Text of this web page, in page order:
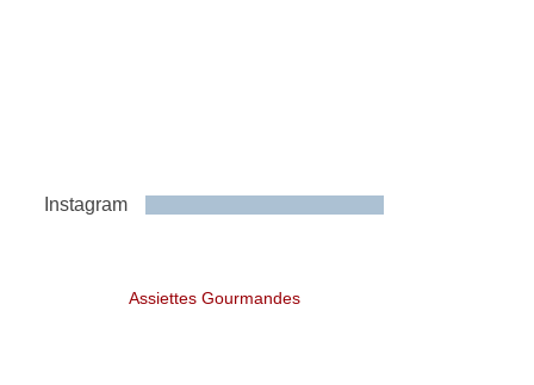
Instagram
Assiettes Gourmandes